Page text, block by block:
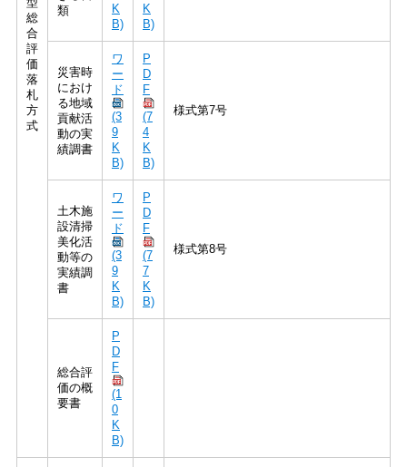
総
合
評
価
落
札
方
式
類
K
B)
K
B)
災害時
におけ
る地域
貢献活
動の実
績調書
ワ
ー
ド
(3
9
K
B)
P
D
F
(7
4
K
B)
様式第7号
土木施
設清掃
美化活
動等の
実績調
書
ワ
ー
ド
(3
9
K
B)
P
D
F
(7
7
K
B)
様式第8号
総合評
価の概
要書
P
D
F
(1
0
K
B)